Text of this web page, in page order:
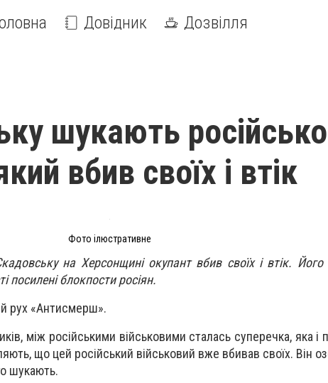
Довідник Дозвілля
шукають
вбив своїх і втік
Фото ілюстративне
на Херсонщині окупант вбив своїх і втік. Його
посилені блокпости росіян.
рух «Антисмерш».
між російськими військовими сталась суперечка, яка і
що цей російський військовий вже вбивав своїх. Він
шукають.